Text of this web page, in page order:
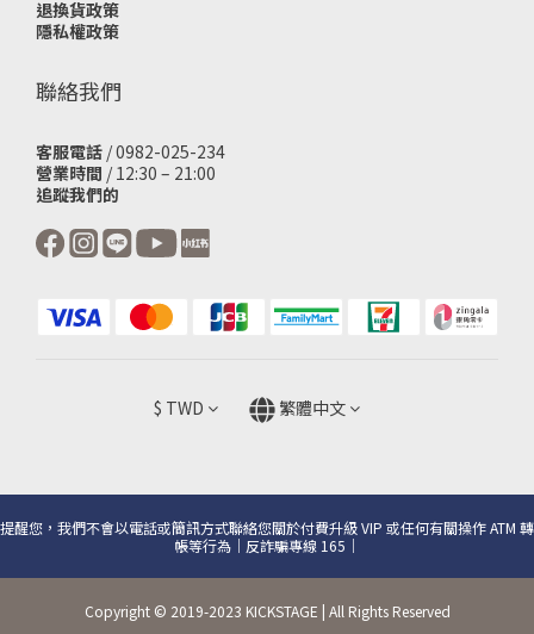
退換貨政策
隱私權政策
聯絡我們
客服電話 / 0982-025-234
營業時間 / 12:30 – 21:00
追蹤我們的
$ TWD 繁體中文
提醒您，我們不會以電話或簡訊方式聯絡您關於付費升級 VIP 或任何有關操作 ATM 轉
帳等行為｜反詐騙專線 165｜
Copyright © 2019-2023 KICKSTAGE | All Rights Reserved